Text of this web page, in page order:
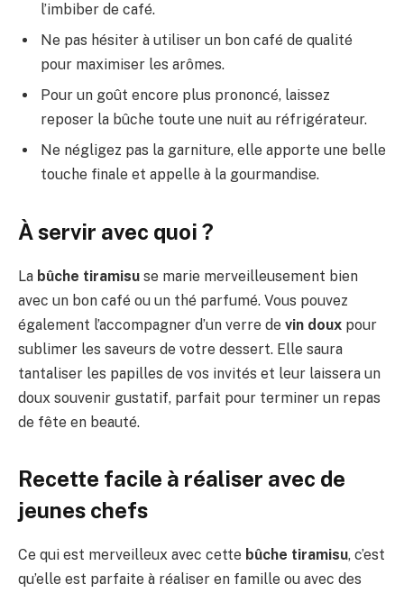
l’imbiber de café.
Ne pas hésiter à utiliser un bon café de qualité
pour maximiser les arômes.
Pour un goût encore plus prononcé, laissez
reposer la bûche toute une nuit au réfrigérateur.
Ne négligez pas la garniture, elle apporte une belle
touche finale et appelle à la gourmandise.
À servir avec quoi ?
La bûche tiramisu se marie merveilleusement bien
avec un bon café ou un thé parfumé. Vous pouvez
également l’accompagner d’un verre de vin doux pour
sublimer les saveurs de votre dessert. Elle saura
tantaliser les papilles de vos invités et leur laissera un
doux souvenir gustatif, parfait pour terminer un repas
de fête en beauté.
Recette facile à réaliser avec de
jeunes chefs
Ce qui est merveilleux avec cette bûche tiramisu, c’est
qu’elle est parfaite à réaliser en famille ou avec des